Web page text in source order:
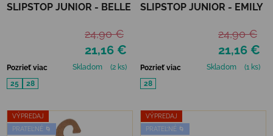
SLIPSTOP JUNIOR - BELLE
21,16 €
24,90 €
Pozrieť viac Skladom
(2 ks)
25
28
SLIPSTOP JUNIOR - EMILY
21,16 €
24,90 €
Pozrieť viac Skladom
(1 ks)
28
VÝPREDAJ
PRATEĽNÉ 🌀
VÝPREDAJ
PRATEĽNÉ 🌀